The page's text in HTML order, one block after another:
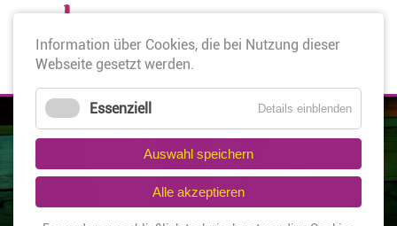
Information über Cookies, die bei Nutzung dieser
Webseite gesetzt werden.
Essenziell Details einblenden
Auswahl speichern
Alle akzeptieren